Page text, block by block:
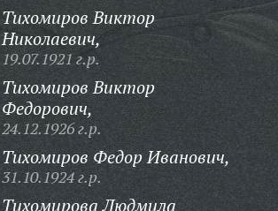
Тихомиров Виктор
Николаевич,
19.07.1921 г.р.
Тихомиров Виктор
Федорович,
24.12.1926 г.р.
Тихомиров Федор Иванович,
31.10.1924 г.р.
Тихомирова Людмила